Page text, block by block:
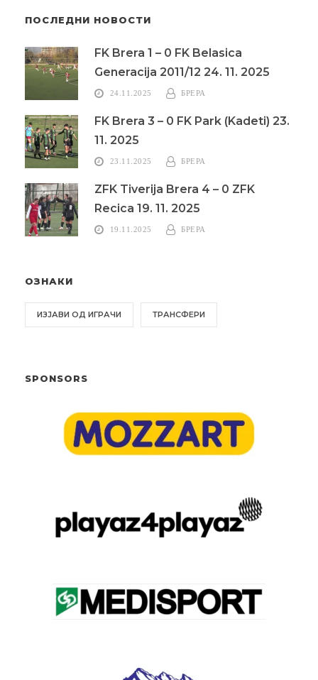
ПОСЛЕДНИ НОВОСТИ
FK Brera 1 – 0 FK Belasica
Generacija 2011/12 24. 11. 2025
24.11.2025 БРЕРА
FK Brera 3 – 0 FK Park (Kadeti) 23.
11. 2025
23.11.2025 БРЕРА
ZFK Tiverija Brera 4 – 0 ZFK
Recica 19. 11. 2025
19.11.2025 БРЕРА
ОЗНАКИ
ИЗЈАВИ ОД ИГРАЧИ ТРАНСФЕРИ
SPONSORS